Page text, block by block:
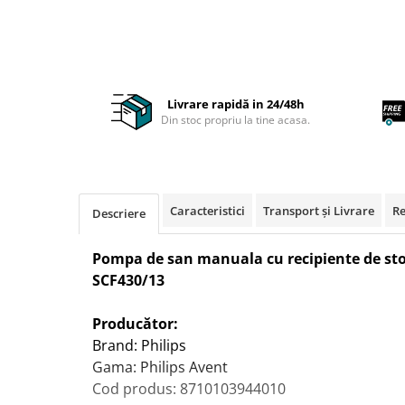
Jocuri Creative
Jucarii Bebelusi
Jucarii de Baie
Jucarii De Plus
Livrare rapidă in 24/48h
Din stoc propriu la tine acasa.
Descriere Caracteristici Transport și Livrare
Pompa de san manuala cu recipiente de
SCF430/13
Producător:
Brand: Philips
Gama: Philips Avent
Cod produs: 8710103944010